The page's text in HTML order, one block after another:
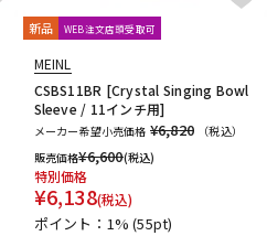
新品 WEB注文店頭受取可
MEINL
CSBS11BR [Crystal Singing Bowl
Sleeve / 11インチ用]
メーカー希望小売価格 ¥6,820
（税込）
販売価格¥6,600(税込)
特別価格
¥6,138(税込)
ポイント：1%(55pt)